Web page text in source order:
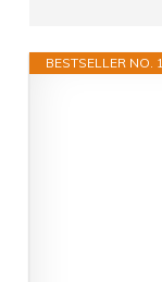
BESTSELLER NO. 1